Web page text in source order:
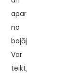
aparatūru
no
bojājumiem.
Var
teikt,